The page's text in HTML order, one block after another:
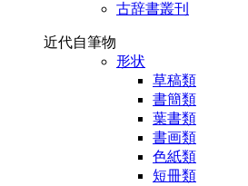
古辞書叢刊
近代自筆物
形状
草稿類
書簡類
葉書類
書画類
色紙類
短冊類